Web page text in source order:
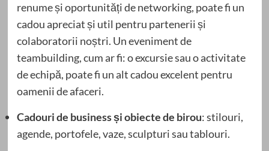
renume și oportunități de networking, poate fi un
cadou apreciat și util pentru partenerii și
colaboratorii noștri. Un eveniment de
teambuilding, cum ar fi: o excursie sau o activitate
de echipă, poate fi un alt cadou excelent pentru
oamenii de afaceri.
Cadouri de business și obiecte de birou: stilouri,
agende, portofele, vaze, sculpturi sau tablouri.